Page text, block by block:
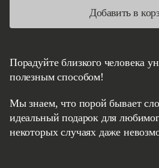
Добавить в
Порадуйте близкого человека уникальным и
полезным способом!
Мы знаем, что порой бывает сложно выбрать
идеальный подарок для
некоторых случаях даже